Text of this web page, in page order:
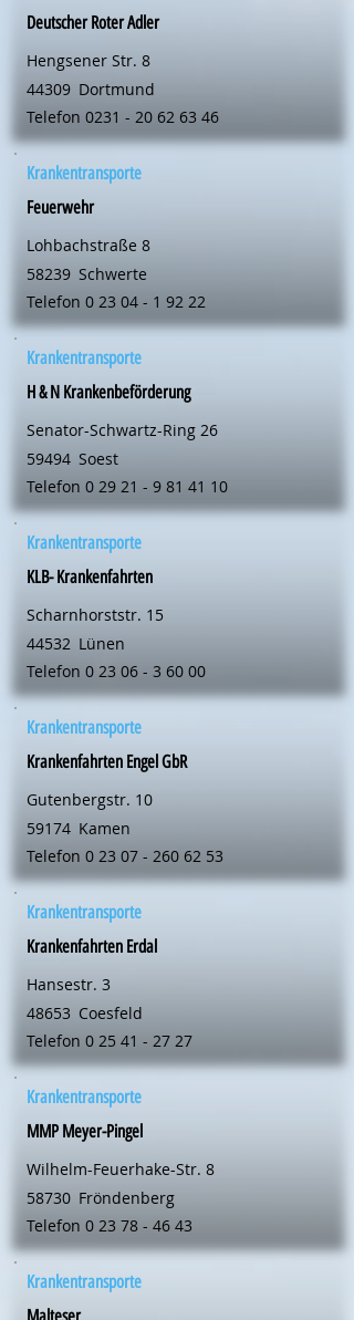
Deutscher Roter Adler
Hengsener Str. 8
44309 Dortmund
Telefon 0231 - 20 62 63 46
Krankentransporte
Feuerwehr
Lohbachstraße 8
58239 Schwerte
Telefon 0 23 04 - 1 92 22
Krankentransporte
H & N Krankenbeförderung
Senator-Schwartz-Ring 26
59494 Soest
Telefon 0 29 21 - 9 81 41 10
Krankentransporte
KLB- Krankenfahrten
Scharnhorststr. 15
44532 Lünen
Telefon 0 23 06 - 3 60 00
Krankentransporte
Krankenfahrten Engel GbR
Gutenbergstr. 10
59174 Kamen
Telefon 0 23 07 - 260 62 53
Krankentransporte
Krankenfahrten Erdal
Hansestr. 3
48653 Coesfeld
Telefon 0 25 41 - 27 27
Krankentransporte
MMP Meyer-Pingel
Wilhelm-Feuerhake-Str. 8
58730 Fröndenberg
Telefon 0 23 78 - 46 43
Krankentransporte